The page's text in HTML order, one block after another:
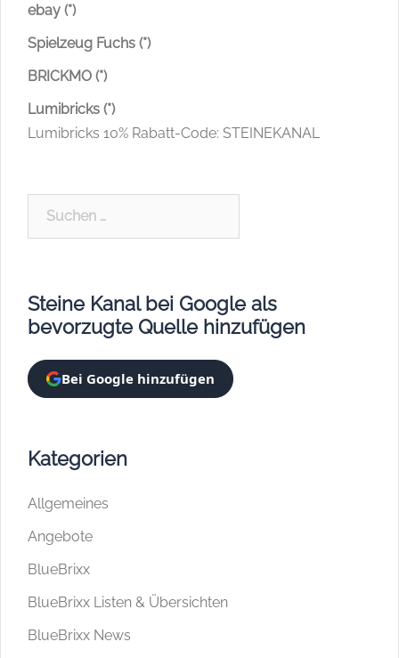
ebay (*)
Spielzeug Fuchs (*)
BRICKMO (*)
Lumibricks (*)
Lumibricks 10% Rabatt-Code: STEINEKANAL
Suchen
Steine Kanal bei Google als
bevorzugte Quelle hinzufügen
Bei Google hinzufügen
Kategorien
Allgemeines
Angebote
BlueBrixx
BlueBrixx Listen & Übersichten
BlueBrixx News